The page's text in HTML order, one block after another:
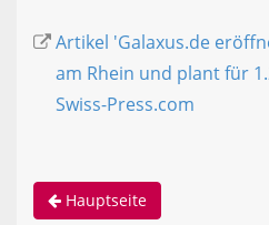
Artikel 'Galaxus.de
am Rhein und plant für
Swiss-Press.com
Hauptseite